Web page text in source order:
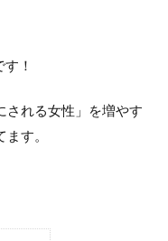
！
される女性」を増やす
す。